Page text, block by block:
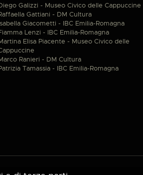
Galizzi - Museo Civico delle Cappuccine
Gattiani - DM Cultura
Giacometti - IBC Emilia-Romagna
Lenzi - IBC Emilia-Romagna
Elisa Piacente - Museo Civico delle
Ranieri - DM Cultura
Tamassia - IBC Emilia-Romagna